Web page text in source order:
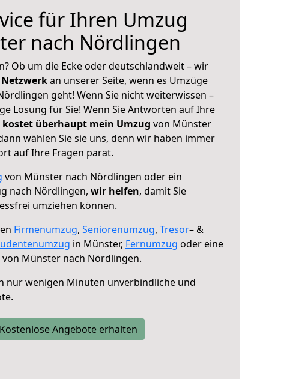
für Ihren Umzug
nach Nördlingen
Ob um die Ecke oder deutschlandweit – wir
an unserer Seite, wenn es Umzüge
geht! Wenn Sie nicht weiterwissen –
Lösung für Sie! Wenn Sie Antworten auf Ihre
kostet überhaupt mein Umzug von Münster
wählen Sie sie uns, denn wir haben immer
auf Ihre Fragen parat.
von Münster nach Nördlingen oder ein
nach Nördlingen, wir helfen, damit Sie
umziehen können.
Firmenumzug, Seniorenumzug, Tresor– &
in Münster, Fernumzug oder eine
von Münster nach Nördlingen.
nur wenigen Minuten unverbindliche und
Kostenlose Angebote erhalten